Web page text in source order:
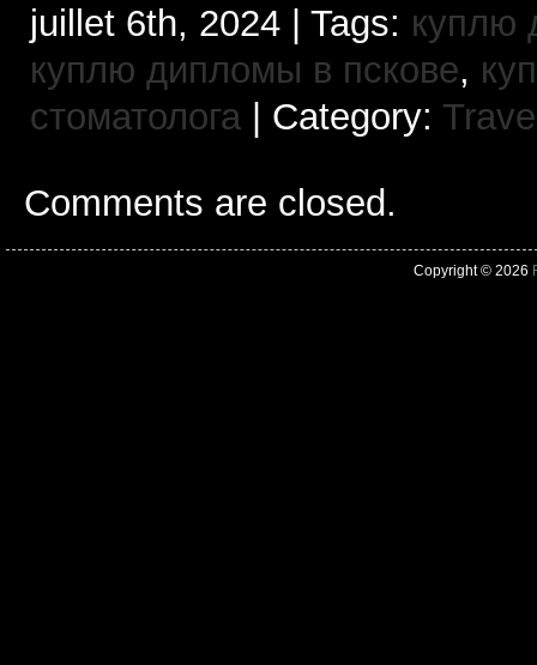
juillet 6th, 2024 | Tags: куплю
куплю дипломы в пскове,
стоматолога| Category:
Comments are closed.
Copyright © 2026